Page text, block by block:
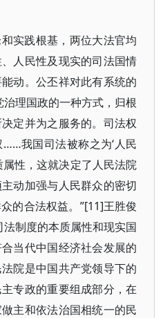
实践根基，两位大法官均
人民性及现实的司法国情
动。公丕祥对此有系统的
理国政的一种方式，归根
定并为之服务的。司法权
我国司法被称之为‘人民
性，这就决定了人民法院
动加强与人民群众的密切
的合法权益。”[11]王胜俊
制度的本质属性和现实国
当代中国经济社会发展的
院是中国共产党领导下的
专政的重要组成部分，在
主和依法治国相统一的民